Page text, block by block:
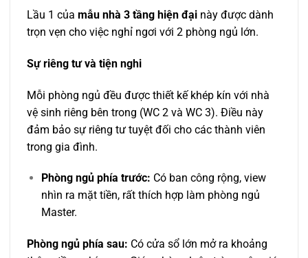
Lầu 1 của mẫu nhà 3 tầng hiện đại này được dành
trọn vẹn cho việc nghỉ ngơi với 2 phòng ngủ lớn.
Sự riêng tư và tiện nghi
Mỗi phòng ngủ đều được thiết kế khép kín với nhà
vệ sinh riêng bên trong (WC 2 và WC 3). Điều này
đảm bảo sự riêng tư tuyệt đối cho các thành viên
trong gia đình.
Phòng ngủ phía trước: Có ban công rộng, view
nhìn ra mặt tiền, rất thích hợp làm phòng ngủ
Master.
Phòng ngủ phía sau: Có cửa sổ lớn mở ra khoảng